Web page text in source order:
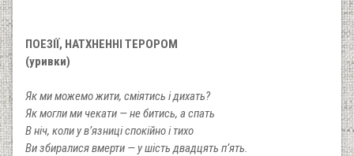
ПОЕЗІЇ, НАТХНЕННІ ТЕРОРОМ
(уривки)
Як ми можемо жити, сміятись і дихать?
Як могли ми чекати — не битись, а спать
В ніч, коли у в’язниці спокійно і тихо
Ви збиралися вмерти — у шість двадцять п’ять.